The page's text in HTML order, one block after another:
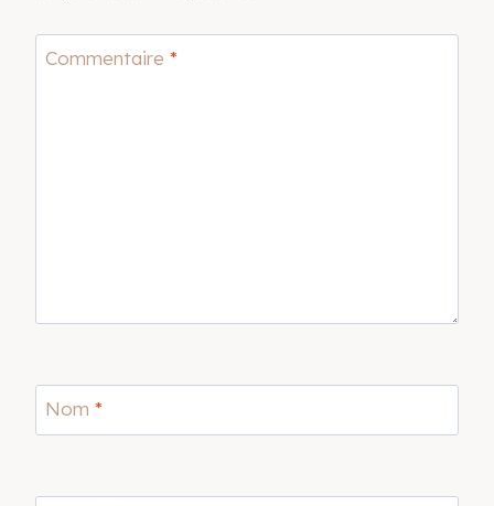
Commentaire *
Nom *